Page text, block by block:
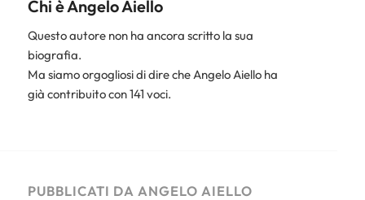
Chi èAngelo Aiello
Questo autore non ha ancora scritto la sua
biografia.
Ma siamo orgogliosi di dire che Angelo Aielloha
già contribuito con 141 voci.
PUBBLICATI DA ANGELO AIELLO